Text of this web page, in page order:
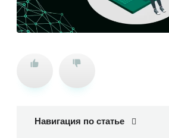
Навигация по статье